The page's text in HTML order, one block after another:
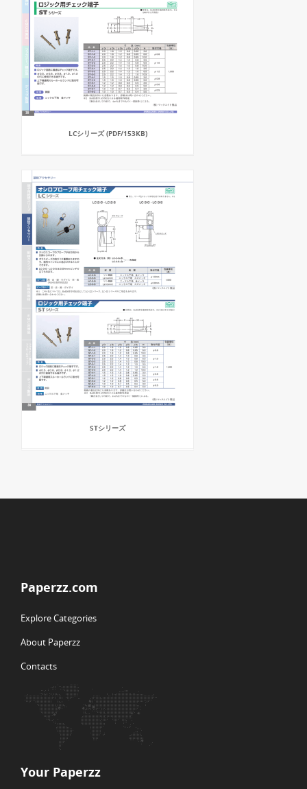
LCシリーズ (PDF/153KB)
STシリーズ
Paperzz.com
Explore Categories
About Paperzz
Contacts
Your Paperzz